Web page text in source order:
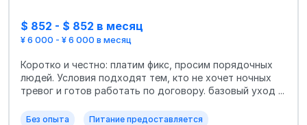
$ 852 - $ 852 в месяц
¥ 6 000 - ¥ 6 000 в месяц
Коротко и честно: платим фикс, просим порядочных
людей. Условия подходят тем, кто не хочет ночных
тревог и готов работать по договору. базовый уход ...
Без опыта Питание предоставляется